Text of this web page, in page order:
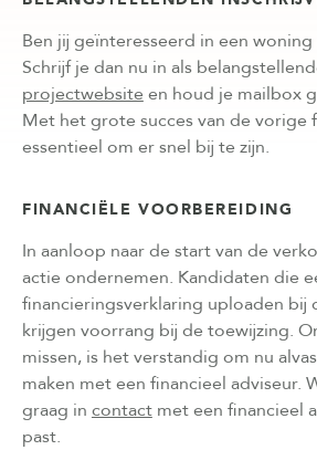
Ben jij geïnteresseerd in een woning
Schrijf je dan nu in als
projectwebsite en houd je mailbox
Met het grote succes van de vorige
essentieel om er snel bij te zijn.
FINANCIËLE VOORBEREIDING
In aanloop naar de start van de
actie ondernemen. Kandidaten die
financieringsverklaring uploaden bij
krijgen voorrang bij de toewijzing.
missen, is het verstandig om nu
maken met een financieel adviseur.
graag in contactmet een financieel
past.